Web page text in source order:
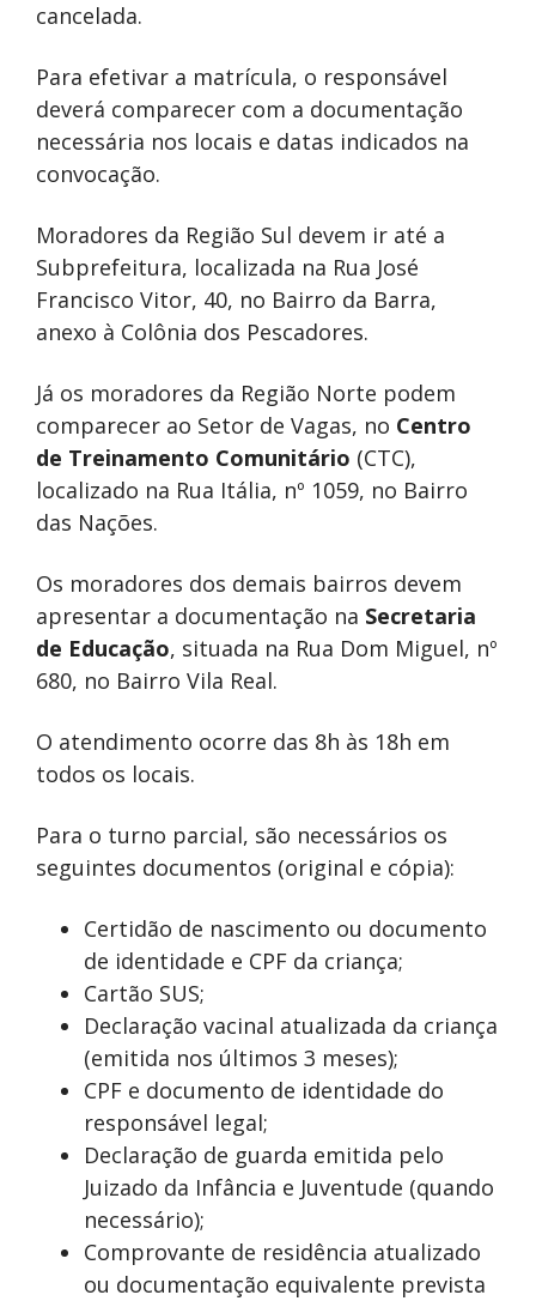
cancelada.
Para efetivar a matrícula, o responsável
deverá comparecer com a documentação
necessária nos locais e datas indicados na
convocação.
Moradores da Região Sul devem ir até a
Subprefeitura, localizada na Rua José
Francisco Vitor, 40, no Bairro da Barra,
anexo à Colônia dos Pescadores.
Já os moradores da Região Norte podem
comparecer ao Setor de Vagas, no Centro
de Treinamento Comunitário (CTC),
localizado na Rua Itália, nº 1059, no Bairro
das Nações.
Os moradores dos demais bairros devem
apresentar a documentação na Secretaria
de Educação, situada na Rua Dom Miguel, nº
680, no Bairro Vila Real.
O atendimento ocorre das 8h às 18h em
todos os locais.
Para o turno parcial, são necessários os
seguintes documentos (original e cópia):
Certidão de nascimento ou documento
de identidade e CPF da criança;
Cartão SUS;
Declaração vacinal atualizada da criança
(emitida nos últimos 3 meses);
CPF e documento de identidade do
responsável legal;
Declaração de guarda emitida pelo
Juizado da Infância e Juventude (quando
necessário);
Comprovante de residência atualizado
ou documentação equivalente prevista